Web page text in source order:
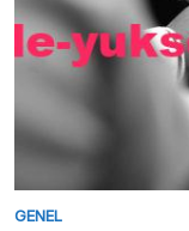
GENEL